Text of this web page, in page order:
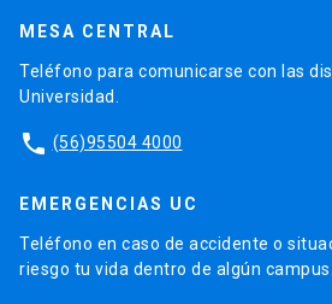
MESA CENTRAL
Teléfono para comunicarse con las
Universidad.
phone (56)95504 4000
EMERGENCIAS UC
Teléfono en caso de accidente o
riesgo tu vida dentro de algún campus.